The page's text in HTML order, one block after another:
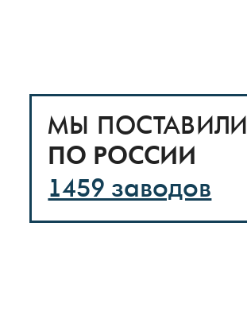
МЫ ПОСТАВИЛИ
ПО РОССИИ
1459 заводов